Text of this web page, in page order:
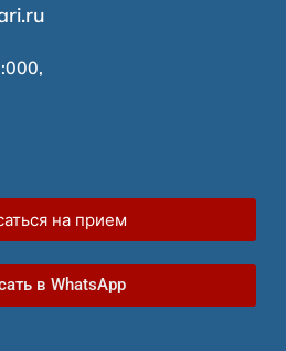
на прием
в WhatsApp